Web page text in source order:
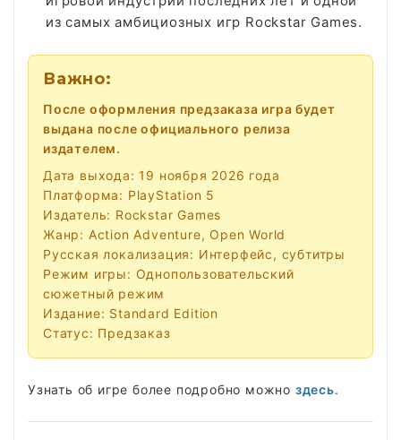
из самых амбициозных игр Rockstar Games.
Важно:
После оформления предзаказа игра будет
выдана после официального релиза
издателем.
Дата выхода: 19 ноября 2026 года
Платформа: PlayStation 5
Издатель: Rockstar Games
Жанр: Action Adventure, Open World
Русская локализация: Интерфейс, субтитры
Режим игры: Однопользовательский
сюжетный режим
Издание: Standard Edition
Статус: Предзаказ
Узнать об игре более подробно можно здесь.